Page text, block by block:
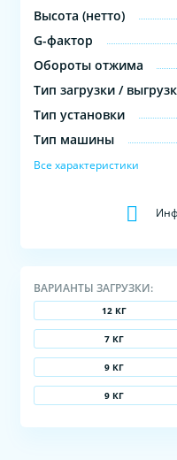
Высота (нетто)
G-фактор
Обороты отжима
Тип загрузки /
Тип установки
Тип машины
Все характеристики
ВАРИАНТЫ ЗАГРУЗКИ:
12 КГ
7 КГ
9 КГ
9 КГ